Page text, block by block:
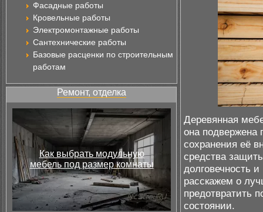
Фасадные работы
Кровельные работы
Электромонтажные работы
Сантехнические работы
Базовые расценки по строительным
работам
Ремонт, отделка
Как выбрать модульную
мебель под размер комнаты
Деревянная
она подвержена
сохранения её
средства
долговечность
расскажем о
предотвратить
состоянии.